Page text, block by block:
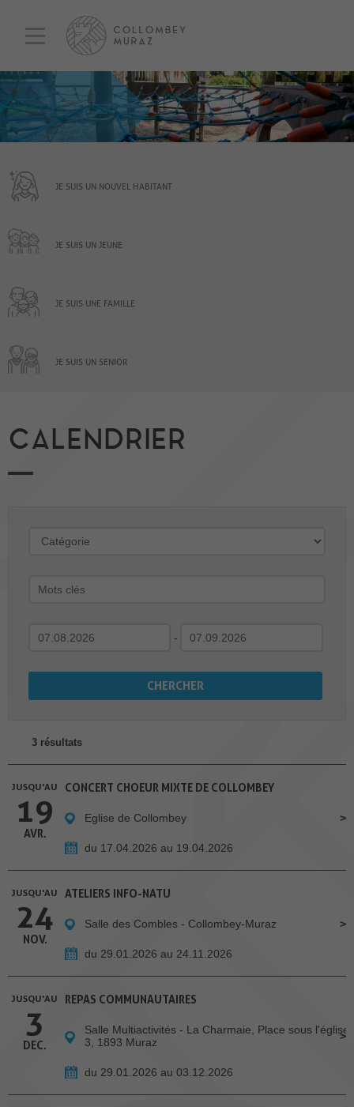
JE SUIS UN NOUVEL HABITANT
JE SUIS UN JEUNE
JE SUIS UNE FAMILLE
JE SUIS UN SENIOR
CALENDRIER
-
3 résultats
JUSQU'AU
19
AVR.
CONCERT CHOEUR MIXTE DE COLLOMBEY
Eglise de Collombey
du 17.04.2026 au 19.04.2026
JUSQU'AU
24
NOV.
ATELIERS INFO-NATU
Salle des Combles - Collombey-Muraz
du 29.01.2026 au 24.11.2026
JUSQU'AU
3
DEC.
REPAS COMMUNAUTAIRES
Salle Multiactivités - La Charmaie, Place sous l'église
3, 1893 Muraz
du 29.01.2026 au 03.12.2026